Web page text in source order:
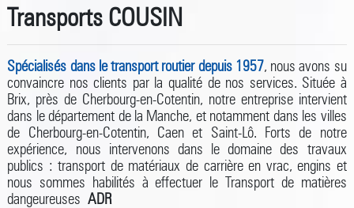
Transports COUSIN
Spécialisés dans le transport routier depuis 1957, nous avons su
convaincre nos clients par la qualité de nos services. Située à
Brix, près de Cherbourg-en-Cotentin, notre entreprise intervient
dans le département de la Manche, et notamment dans les villes
de Cherbourg-en-Cotentin, Caen et Saint-Lô. Forts de notre
expérience, nous intervenons dans le domaine des travaux
publics : transport de matériaux de carrière en vrac, engins et
nous sommes habilités à effectuer le Transport de matières
dangeureusesADR